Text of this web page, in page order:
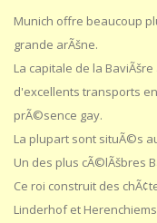
Munich offre beaucoup
grande arÃšne.
La capitale de la
d'excellents transports
prÃ©sence gay.
La plupart sont situÃ©s
Un des plus cÃ©lÃšbres
Ce roi construit des
Linderhof et